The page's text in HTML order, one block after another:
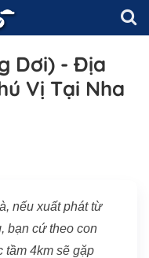
Dơi) - Địa
Vị Tại Nha
nếu xuất phát từ
bạn cứ theo con
tầm 4km sẽ gặp